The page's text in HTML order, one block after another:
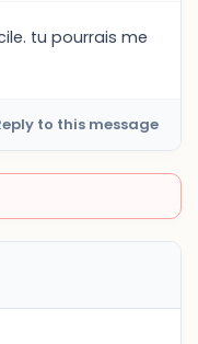
tu pourrais me
to this message